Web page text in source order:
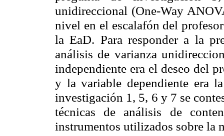
unidireccional (One-Way
nivel en el escalafón del
la EaD. Para responder a la
análisis de varianza
independiente era el deseo del
y la variable dependiente era
investigación 1, 5, 6 y 7 se
técnicas de análisis de
instrumentos utilizados sobre la